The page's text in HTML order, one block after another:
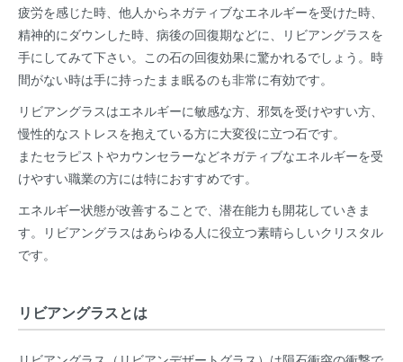
疲労を感じた時、他人からネガティブなエネルギーを受けた時、
精神的にダウンした時、病後の回復期などに、リビアングラスを
手にしてみて下さい。この石の回復効果に驚かれるでしょう。時
間がない時は手に持ったまま眠るのも非常に有効です。
リビアングラスはエネルギーに敏感な方、邪気を受けやすい方、
慢性的なストレスを抱えている方に大変役に立つ石です。
またセラピストやカウンセラーなどネガティブなエネルギーを受
けやすい職業の方には特におすすめです。
エネルギー状態が改善することで、潜在能力も開花していきま
す。リビアングラスはあらゆる人に役立つ素晴らしいクリスタル
です。
リビアングラスとは